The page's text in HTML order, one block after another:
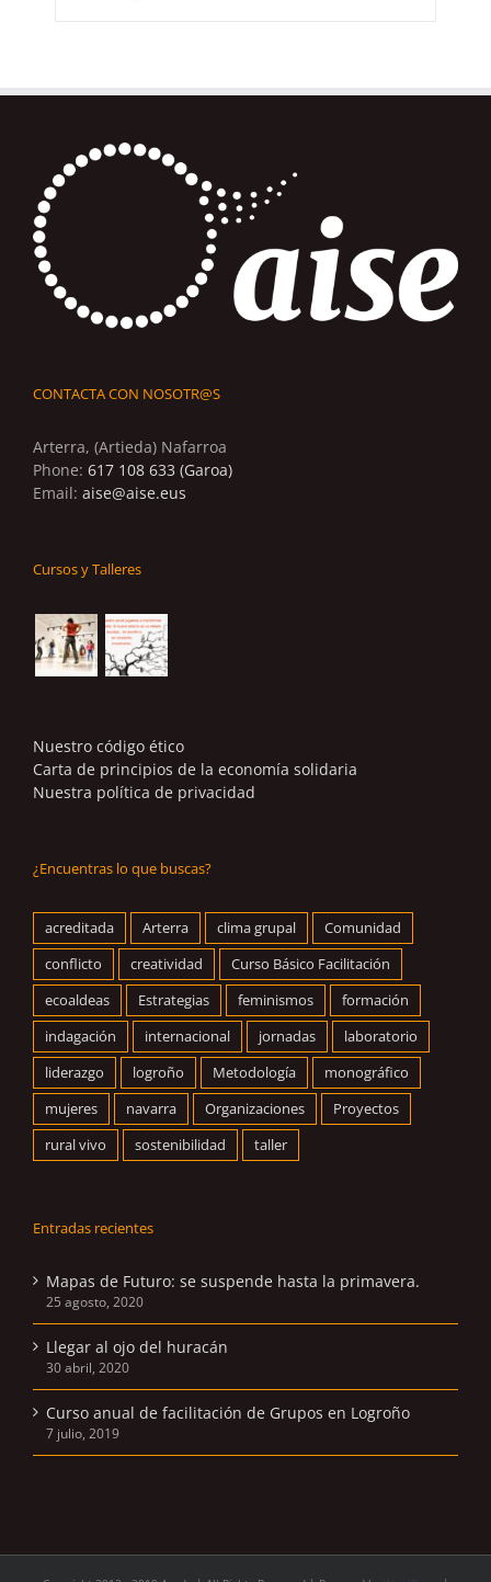
CONTACTA CON NOSOTR@S
Arterra, (Artieda) Nafarroa
Phone: 617 108 633 (Garoa)
Email: aise@aise.eus
Cursos y Talleres
Nuestro código ético
Carta de principios de la economía solidaria
Nuestra política de privacidad
¿Encuentras lo que buscas?
acreditada Arterra clima grupal
Comunidad
conflicto
creatividad
Curso Básico Facilitación
ecoaldeas
Estrategias feminismos
formación
indagación
internacional jornadas
laboratorio
liderazgo
logroño Metodología
monográfico
mujeres
navarra Organizaciones
Proyectos
rural vivo
sostenibilidad taller
Entradas recientes
Mapas de Futuro: se suspende hasta la primavera.
25 agosto, 2020
Llegar al ojo del huracán
30 abril, 2020
Curso anual de facilitación de Grupos en Logroño
7 julio, 2019